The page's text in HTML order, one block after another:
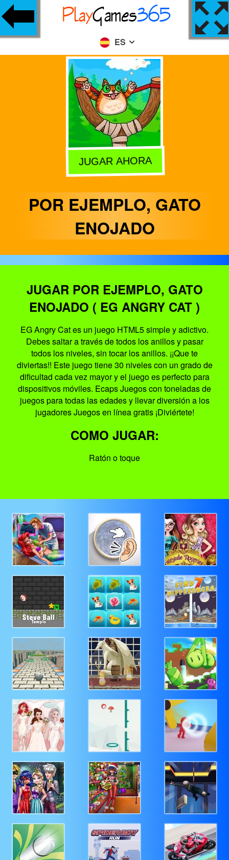
ES
JUGAR AHORA
POR EJEMPLO, GATO
ENOJADO
JUGAR POR EJEMPLO, GATO
ENOJADO ( EG ANGRY CAT )
EG Angry Cat es un juego HTML5 simple y adictivo.
Debes saltar a través de todos los anillos y pasar
todos los niveles, sin tocar los anillos. ¡¡Que te
diviertas!! Este juego tiene 30 niveles con un grado de
dificultad cada vez mayor y el juego es perfecto para
dispositivos móviles. Ecaps Juegos con toneladas de
juegos para todas las edades y llevar diversión a los
jugadores Juegos en línea gratis ¡Diviértete!
COMO JUGAR:
Ratón o toque